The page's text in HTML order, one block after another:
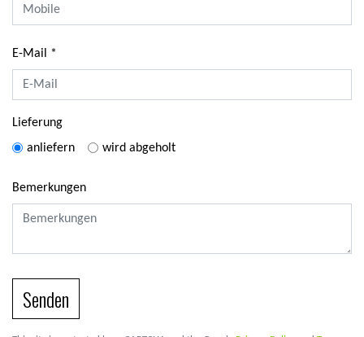
E-Mail
Lieferung
anliefern
wird abgeholt
Bemerkungen
Senden